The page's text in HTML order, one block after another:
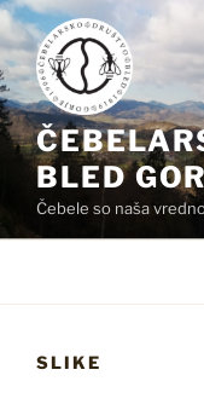
Skoči
na
vsebino
BLED
Čebele so naša
SLIKE